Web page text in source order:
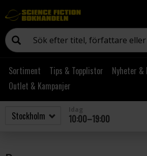
Sortiment Tips & Topplistor
Nyheter &
Outlet & Kampanjer
10:00–19:00